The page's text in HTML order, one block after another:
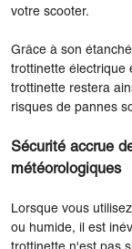
votre scooter.
Grâce à son
trottinette électrique
trottinette restera
risques de pannes
Sécurité accrue
météorologiques
Lorsque vous
ou humide, il est